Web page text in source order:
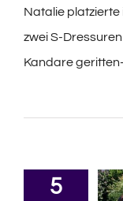
Natalie platzierte
zwei S-
Kandare
5